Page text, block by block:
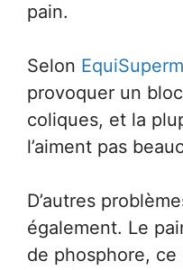
pain.
Selon
provoquer un
coliques, et la
l’aiment pas
D’autres
également. Le
de phosphore,